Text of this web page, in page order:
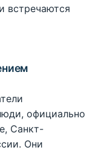
встречаются
официально
Санкт-
Они